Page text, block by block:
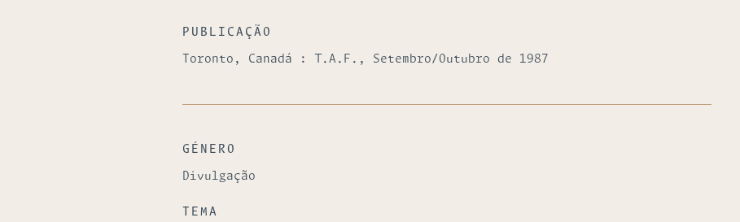
PUBLICAÇÃO
Toronto, Canadá : T.A.F., Setembro/Outubro de 1987
GÉNERO
Divulgação
TEMA